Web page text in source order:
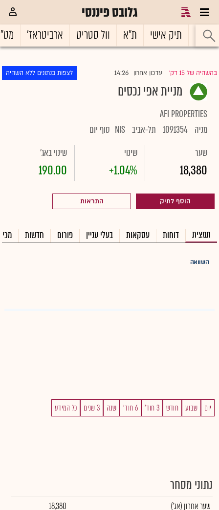
גלובס פיננסי
ראשי תיק אישי ת"א וול סטריט ארביטראז'
בהשהיה של 15 דק' |עדכון אחרון 14:26 לצפות בנתונים ללא השהיה
מניית אפי נכסים
AFI PROPERTIES
מניה 1091354 תל-אביב NIS סוף יום
שער
18,380
שינוי
+1.04%
שינוי באג'
190.00
הוסף לתיק התראות
תמצית דוחות עסקאות בעלי עניין פורום חדשות
השוואה
יום שבוע חודש 3 חוד' 6 חוד' שנה 3 שנים כל המידע
נתוני מסחר
שער אחרון (אג')
18,380